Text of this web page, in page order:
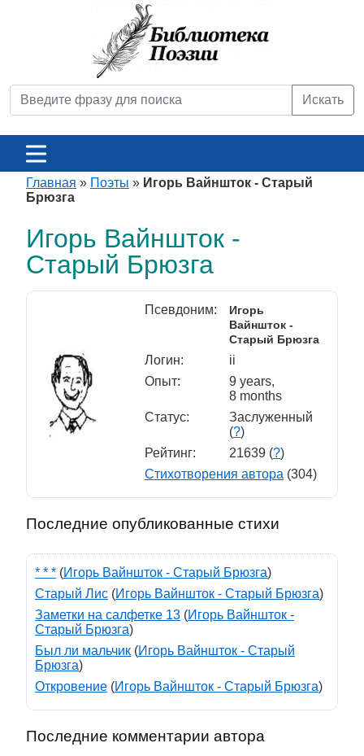
Искать
Главная » Поэты » Игорь Вайншток - Старый
Брюзга
Игорь Вайншток -
Старый Брюзга
Псевдоним:
Игорь
Вайншток -
Старый Брюзга
Логин:
ii
Опыт:
9 years,
8 months
Статус:
Заслуженный
(?)
Рейтинг:
21639 (?)
Стихотворения автора (304)
Последние опубликованные стихи
* * * (Игорь Вайншток - Старый Брюзга)
Старый Лис (Игорь Вайншток - Старый Брюзга)
Заметки на салфетке 13 (Игорь Вайншток -
Старый Брюзга)
Был ли мальчик (Игорь Вайншток - Старый
Брюзга)
Откровение (Игорь Вайншток - Старый Брюзга)
Последние комментарии автора